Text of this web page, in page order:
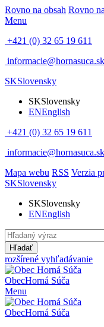
Rovno na obsah Rovno
Menu
+421 (0) 32 65 19 611
informacie@hornasuca.sk
SKSlovensky
SKSlovensky
ENEnglish
+421 (0) 32 65 19 611
informacie@hornasuca.sk
Mapa webu RSS Verzia
SKSlovensky
SKSlovensky
ENEnglish
Hľadať
rozšírené vyhľadávanie
ObecHorná Súča
Menu
ObecHorná Súča